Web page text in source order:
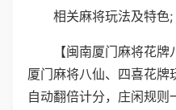
相关麻将玩法及特色;
【闽南厦门麻将花
厦门麻将八仙、四喜花
自动翻倍计分，庄闲规